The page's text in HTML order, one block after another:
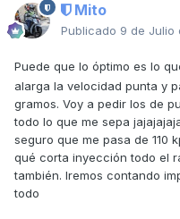
Mito
Publicado 9 de Julio
Puede que lo óptimo es lo
alarga la velocidad punta y
gramos. Voy a pedir los de
todo lo que me sepa
seguro que me pasa de 110
qué corta inyección todo el
también. Iremos contando
todo